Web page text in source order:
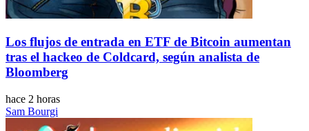
Los flujos de entrada en ETF de Bitcoin aumentan
tras el hackeo de Coldcard, según analista de
Bloomberg
hace 2 horas
Sam Bourgi